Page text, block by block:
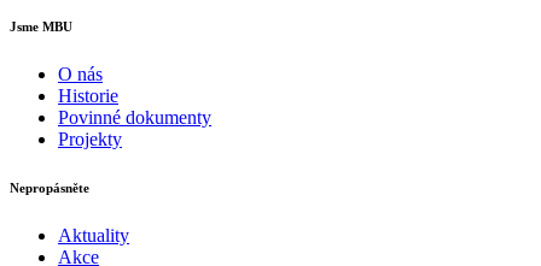
Jsme MBU
O nás
Historie
Povinné dokumenty
Projekty
Nepropásněte
Aktuality
Akce